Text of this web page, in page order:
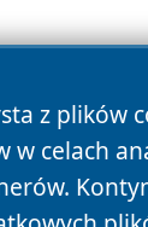
z plików
w celach